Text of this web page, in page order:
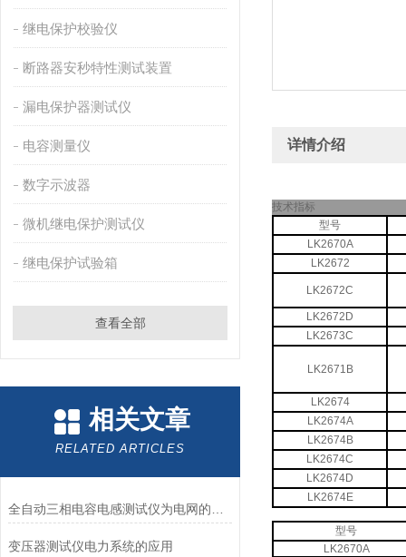
继电保护校验仪
断路器安秒特性测试装置
漏电保护器测试仪
电容测量仪
数字示波器
微机继电保护测试仪
继电保护试验箱
查看全部
相关文章
RELATED ARTICLES
变压器测试仪电力系统的应用
详情介绍
技术指标
型号
LK2670A
LK2672
LK2672C
LK2672D
LK2673C
LK2671B
LK2674
LK2674A
LK2674B
LK2674C
LK2674D
LK2674E
型号
LK2670A